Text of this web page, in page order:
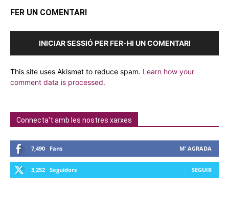
FER UN COMENTARI
INICIAR SESSIÓ PER FER-HI UN COMENTARI
This site uses Akismet to reduce spam. Learn how your
comment data is processed.
Connecta't amb les nostres xarxes
7,490 Fans M' AGRADA
3,252 Seguidors SEGUIR